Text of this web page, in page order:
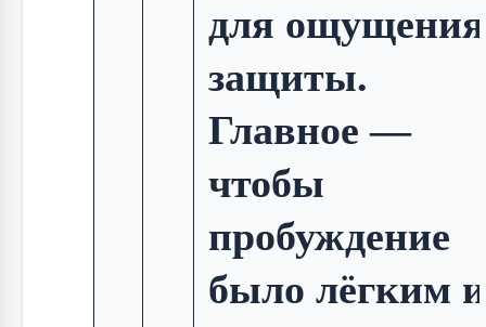
для ощущения
защиты.
Главное —
чтобы
пробуждение
было лёгким и